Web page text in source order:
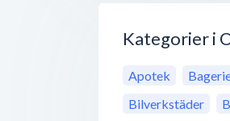
Kategorier i
Apotek
Bilverkstäder